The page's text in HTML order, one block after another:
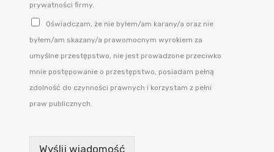
prywatności firmy.
Oświadczam, że nie byłem/am karany/a oraz nie
byłem/am skazany/a prawomocnym wyrokiem za
umyślne przestępstwo, nie jest prowadzone przeciwko
mnie postępowanie o przestępstwo, posiadam pełną
zdolność do czynności prawnych i korzystam z pełni
praw publicznych.
Wyślij wiadomość